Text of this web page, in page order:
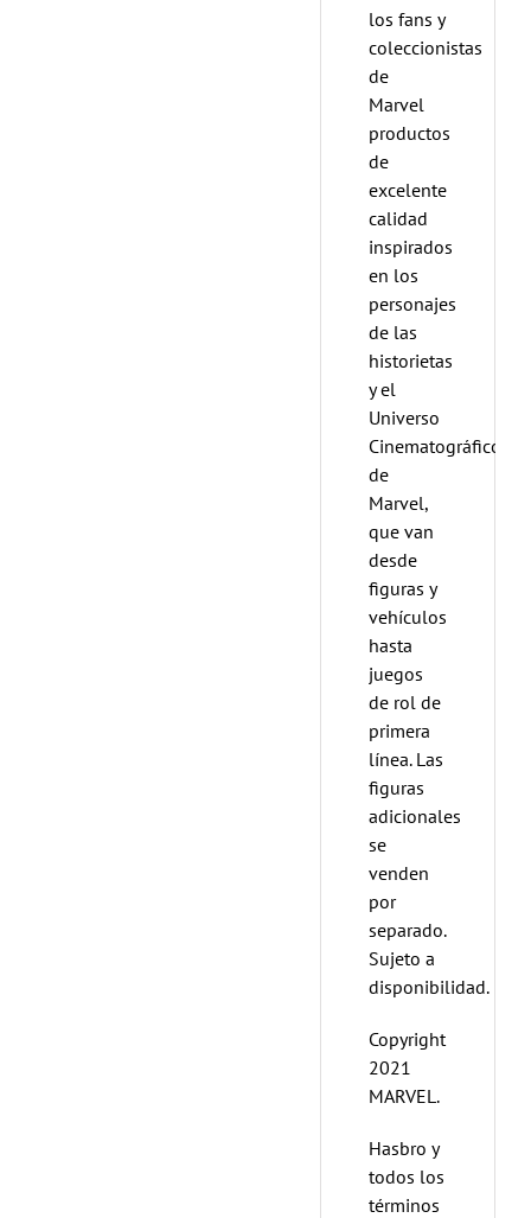
los fans y
coleccionistas
de
Marvel
productos
de
excelente
calidad
inspirados
en los
personajes
de las
historietas
y el
Universo
Cinematográfico
de
Marvel,
que van
desde
figuras y
vehículos
hasta
juegos
de rol de
primera
línea. Las
figuras
adicionales
se
venden
por
separado.
Sujeto a
disponibilidad.
Copyright
2021
MARVEL.
Hasbro y
todos los
términos